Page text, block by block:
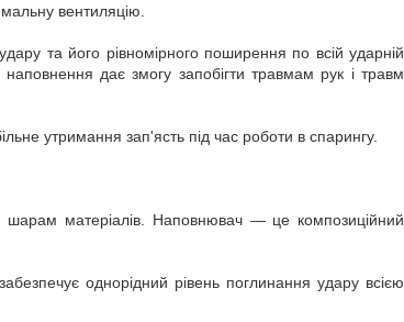
вентиляцію.
та його рівномірного поширення по всій ударній
дає змогу запобігти травмам рук і травм
утримання зап'ясть під час роботи в спарингу.
шарам матеріалів. Наповнювач — це композиційний
однорідний рівень поглинання удару всією